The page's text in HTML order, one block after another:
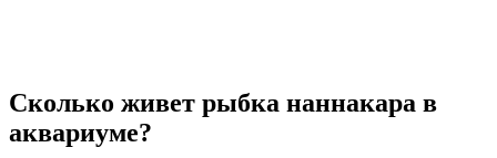
Сколько живет рыбка наннакара в
аквариуме?